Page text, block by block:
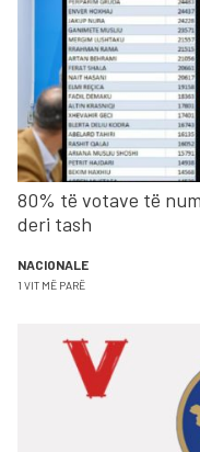
80% të votave të
deri tash
NACIONALE
1 VIT MË PARË